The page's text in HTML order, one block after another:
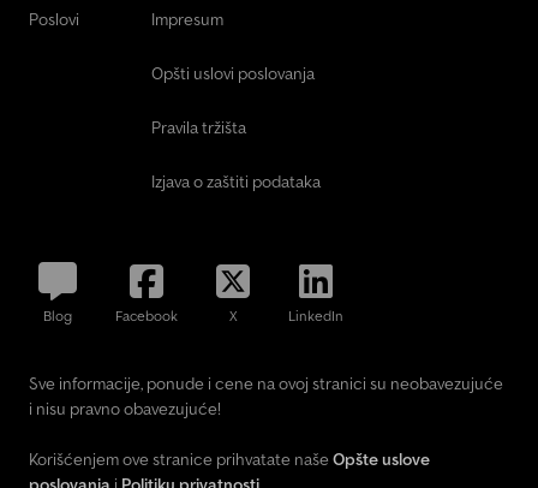
Poslovi Impresum
Opšti uslovi poslovanja
Pravila tržišta
Izjava o zaštiti podataka
Blog Facebook X LinkedIn
Sve informacije, ponude i cene na ovoj stranici su neobavezujuće
i nisu pravno obavezujuće!
Korišćenjem ove stranice prihvatate naše Opšte uslove